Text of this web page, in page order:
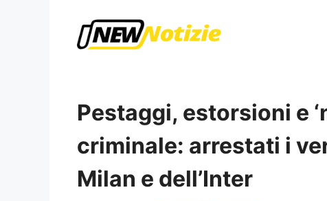
Pestaggi, estorsioni e
criminale: arrestati i
Milan e dell’Inter